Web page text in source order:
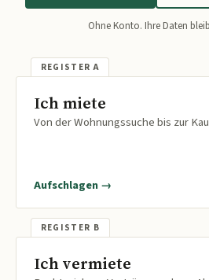
Ohne Konto. Ihre Daten
Ich miete
Von der Wohnungssuche bis zur
Aufschlagen →
Ich vermiete